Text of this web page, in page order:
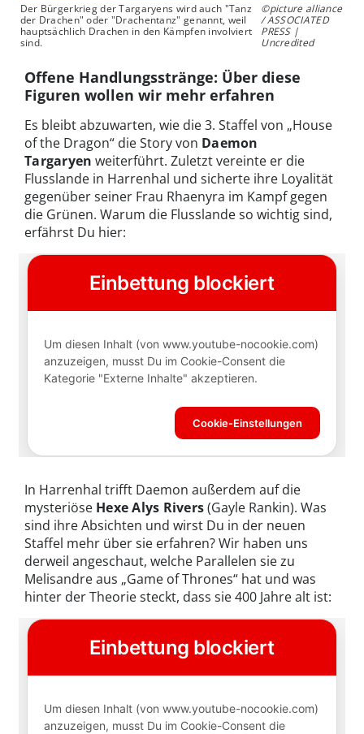
Der Bürgerkrieg der Targaryens wird auch "Tanz
der Drachen" oder "Drachentanz" genannt, weil
hauptsächlich Drachen in den Kämpfen involviert
sind.
©picture alliance
/ ASSOCIATED
PRESS |
Uncredited
Offene Handlungsstränge: Über diese
Figuren wollen wir mehr erfahren
Es bleibt abzuwarten, wie die 3. Staffel von „House
of the Dragon“ die Story von Daemon
Targaryen weiterführt. Zuletzt vereinte er die
Flusslande in Harrenhal und sicherte ihre Loyalität
gegenüber seiner Frau Rhaenyra im Kampf gegen
die Grünen. Warum die Flusslande so wichtig sind,
erfährst Du hier:
In Harrenhal trifft Daemon außerdem auf die
mysteriöse Hexe Alys Rivers(Gayle Rankin). Was
sind ihre Absichten und wirst Du in der neuen
Staffel mehr über sie erfahren? Wir haben uns
derweil angeschaut, welche Parallelen sie zu
Melisandre aus „Game of Thrones“ hat und was
hinter der Theorie steckt, dass sie 400 Jahre alt ist: